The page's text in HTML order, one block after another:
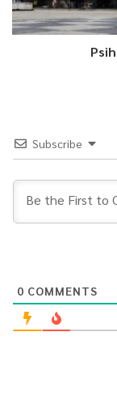
Subscribe
0 COMMENTS